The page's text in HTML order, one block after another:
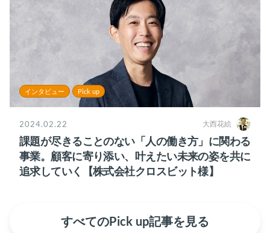
インタビュー Pick up
2024.02.22 大西花絵
課題が尽きることのない「人の働き方」に関わる
事業。顧客に寄り添い、叶えたい未来の姿を共に
追求していく【株式会社クロスビット様】
すべてのPick up記事を見る